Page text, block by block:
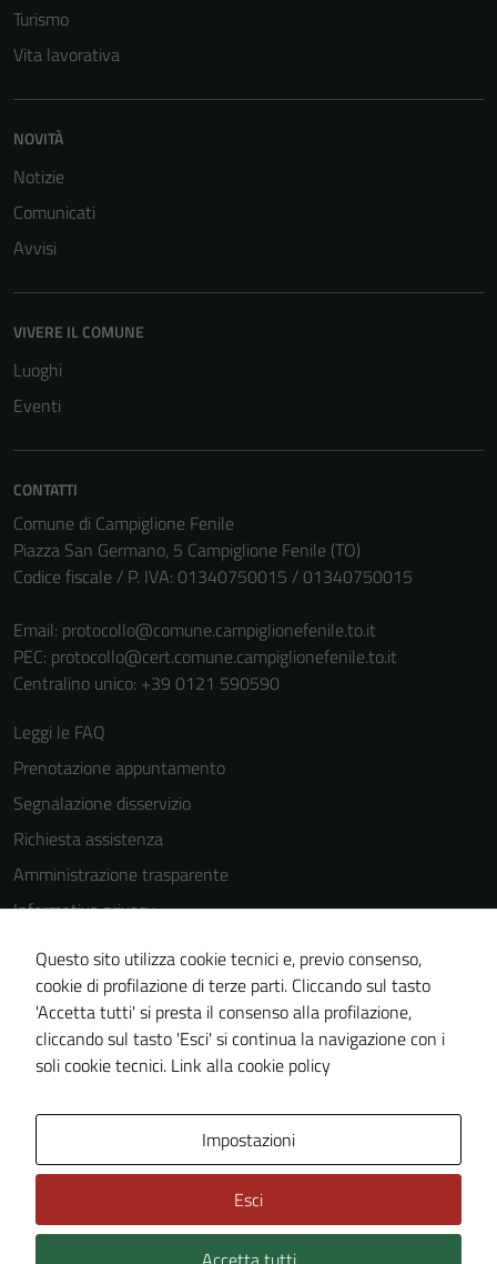
Turismo
Vita lavorativa
NOVITÀ
Notizie
Comunicati
Avvisi
VIVERE IL COMUNE
Luoghi
Eventi
CONTATTI
Comune di Campiglione Fenile
Piazza San Germano, 5 Campiglione Fenile (TO)
Codice fiscale / P. IVA: 01340750015 / 01340750015
Email: protocollo@comune.campiglionefenile.to.it
PEC: protocollo@cert.comune.campiglionefenile.to.it
Centralino unico: +39 0121 590590
Leggi le FAQ
Prenotazione appuntamento
Segnalazione disservizio
Richiesta assistenza
Amministrazione trasparente
Informativa privacy
Cookie Policy
Note legali
Dichiarazione di accessibilità
Piano di miglioramento del sito
Questo sito utilizza cookie tecnici e, previo consenso,
cookie di profilazione di terze parti. Cliccando sul tasto
'Accetta tutti' si presta il consenso alla profilazione,
cliccando sul tasto 'Esci' si continua la navigazione con i
soli cookie tecnici. Link alla cookie policy
Impostazioni
Esci